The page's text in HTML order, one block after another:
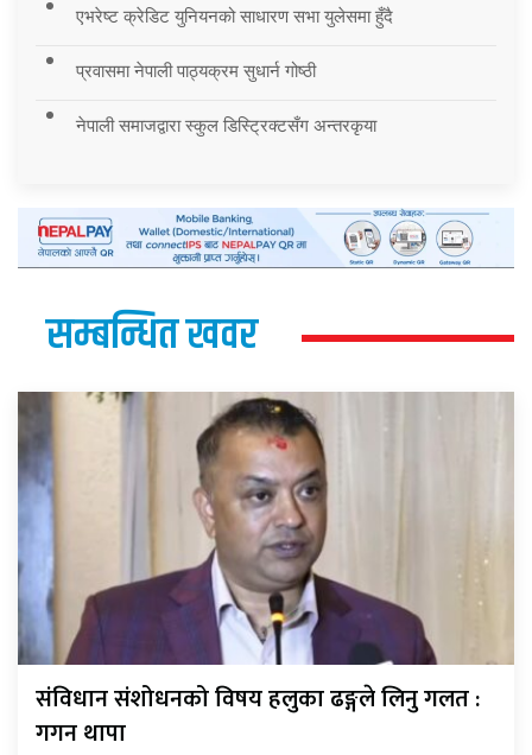
एभरेष्ट क्रेडिट युनियनको साधारण सभा युलेसमा हुँदै
प्रवासमा नेपाली पाठ्यक्रम सुधार्न गोष्ठी
नेपाली समाजद्वारा स्कुल डिस्ट्रिक्टसँग अन्तरकृया
सम्बन्धित खवर
संविधान संशोधनको विषय हलुका ढङ्गले लिनु गलत :
गगन थापा